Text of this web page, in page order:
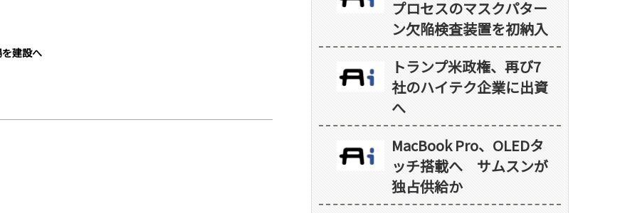
建設へ
プロセスのマスクパター
ン欠陥検査装置を初納入
トランプ米政権、再び7
社のハイテク企業に出資
へ
MacBook Pro、OLEDタ
ッチ搭載へ サムスンが
独占供給か